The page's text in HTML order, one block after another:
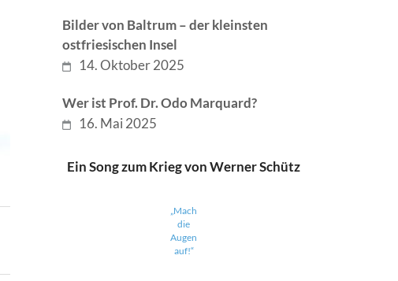
Bilder von Baltrum – der kleinsten
ostfriesischen Insel
14. Oktober 2025
Wer ist Prof. Dr. Odo Marquard?
16. Mai 2025
Ein Song zum Krieg von Werner Schütz
„Mach
die
Augen
auf!“